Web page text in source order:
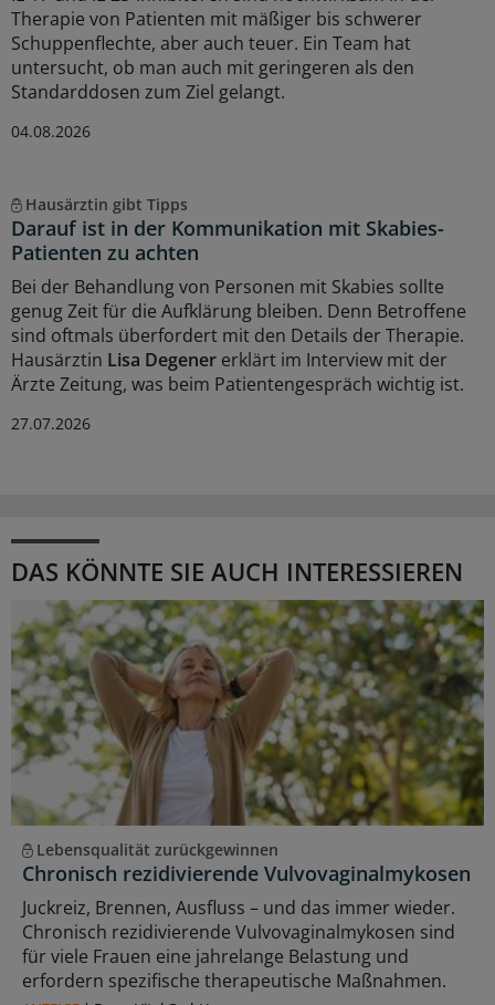
Therapie von Patienten mit mäßiger bis schwerer
Schuppenflechte, aber auch teuer. Ein Team hat
untersucht, ob man auch mit geringeren als den
Standarddosen zum Ziel gelangt.
04.08.2026
Hausärztin gibt Tipps
Darauf ist in der Kommunikation mit Skabies-
Patienten zu achten
Bei der Behandlung von Personen mit Skabies sollte
genug Zeit für die Aufklärung bleiben. Denn Betroffene
sind oftmals überfordert mit den Details der Therapie.
Hausärztin Lisa Degener erklärt im Interview mit der
Ärzte Zeitung, was beim Patientengespräch wichtig ist.
27.07.2026
DAS KÖNNTE SIE AUCH INTERESSIEREN
Lebensqualität zurückgewinnen
Chronisch rezidivierende Vulvovaginalmykosen
Juckreiz, Brennen, Ausfluss – und das immer wieder.
Chronisch rezidivierende Vulvovaginalmykosen sind
für viele Frauen eine jahrelange Belastung und
erfordern spezifische therapeutische Maßnahmen.